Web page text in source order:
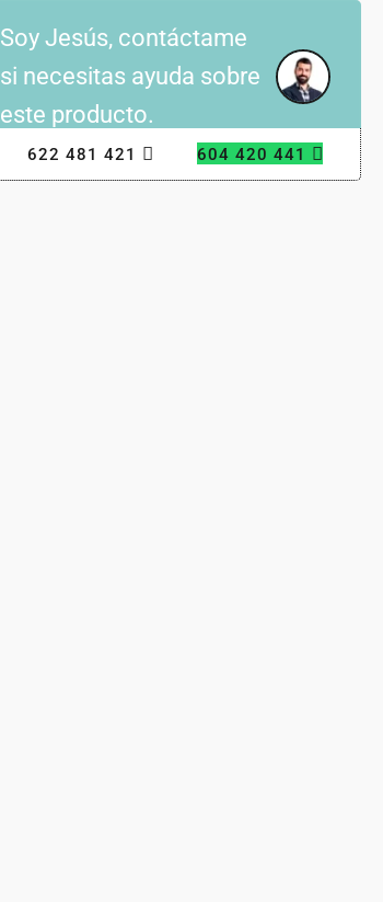
Soy Jesús, contáctame
si necesitas ayuda sobre
este producto.
622 481 421 604 420 441